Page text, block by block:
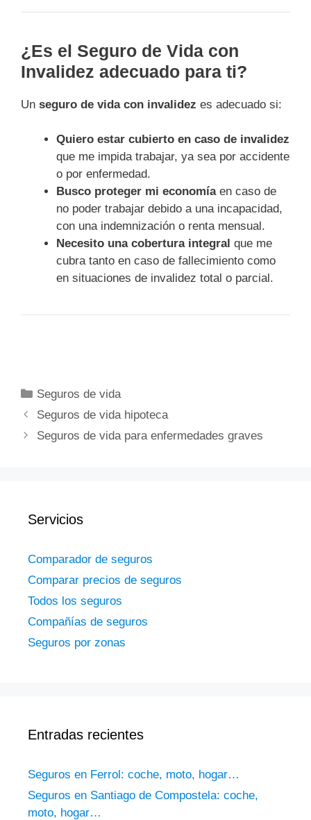
¿Es el Seguro de Vida con
Invalidez adecuado para ti?
Un seguro de vida con invalidez es adecuado si:
Quiero estar cubierto en caso de invalidez
que me impida trabajar, ya sea por accidente
o por enfermedad.
Busco proteger mi economíaen caso de
no poder trabajar debido a una incapacidad,
con una indemnización o renta mensual.
Necesito una cobertura integral que me
cubra tanto en caso de fallecimiento como
en situaciones de invalidez total o parcial.
Categorías
Seguros de vida
Seguros de vida hipoteca
Seguros de vida para enfermedades graves
Servicios
Comparador de seguros
Comparar precios de seguros
Todos los seguros
Compañías de seguros
Seguros por zonas
Entradas recientes
Seguros en Ferrol: coche, moto, hogar…
Seguros en Santiago de Compostela: coche,
moto, hogar…